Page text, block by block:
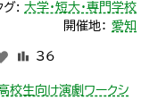
グ: 大学・短大・専門学校
開催地： 愛知
36
校生向け演劇ワークシ